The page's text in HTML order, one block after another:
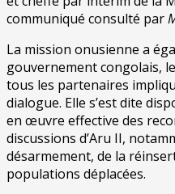
communiqué consulté par
La mission onusienne a
gouvernement congolais,
tous les partenaires
dialogue. Elle s’est dite
en œuvre effective des
discussions d’Aru II,
désarmement, de la
populations déplacées.